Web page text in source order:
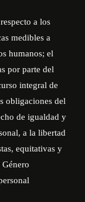
a los
medibles a
humanos; el
por parte del
integral de
obligaciones del
de igualdad y
a la libertad
equitativas y